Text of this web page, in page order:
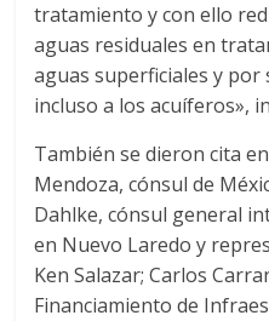
tratamiento y con ello
aguas residuales en
aguas superficiales y
incluso a los acuíferos»,
También se dieron cita
Mendoza, cónsul de
Dahlke, cónsul general
en Nuevo Laredo y
Ken Salazar; Carlos
Financiamiento de